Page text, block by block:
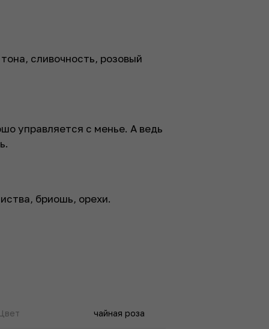
сливочность, розовый
управляется с менье. А ведь
бриошь, орехи.
чайная роза